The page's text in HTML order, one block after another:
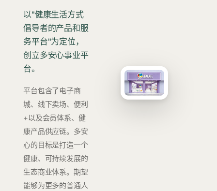
以"健康生活方式
倡导者的产品和服
务平台"为定位，
创立多安心事业平
台。
平台包含了电子商
城、线下卖场、便利
+以及会员体系、健
康产品供应链。多安
心的目标是打造一个
健康、可持续发展的
生态商业体系。期望
能够为更多的普通人